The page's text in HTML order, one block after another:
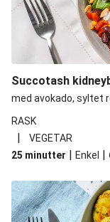
Succotash
med avokado, syltet
RASK
|
VEGETAR
25 minutter | Enkel |